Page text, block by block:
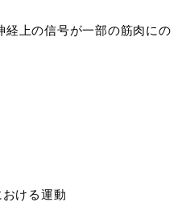
経上の信号が一部の筋肉にの
ける運動